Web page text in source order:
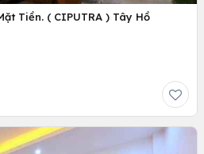
Tiền. ( CIPUTRA ) Tây Hồ